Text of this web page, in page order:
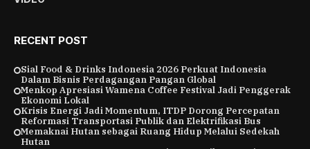
RECENT POST
Sial Food & Drinks Indonesia 2026 Perkuat Indonesia
Dalam Bisnis Perdagangan Pangan Global
Menkop Apresiasi Wamena Coffee Festival Jadi Penggerak
Ekonomi Lokal
Krisis Energi Jadi Momentum, ITDP Dorong Percepatan
Reformasi Transportasi Publik dan Elektrifikasi Bus
Memaknai Hutan sebagai Ruang Hidup Melalui Sedekah
Hutan